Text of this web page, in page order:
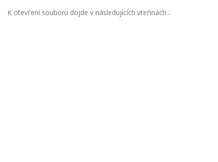
K otevření souboru dojde v následujících vteřinách...